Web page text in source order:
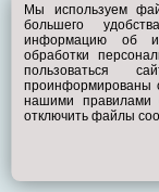
Мы используем
большего
информацию об
обработки
пользоваться
проинформированы
нашими правилами
отключить файлы